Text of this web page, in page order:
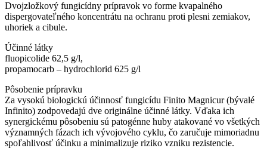
Dvojzložkový fungicídny prípravok vo forme kvapalného
dispergovateľného koncentrátu na ochranu proti plesni zemiakov,
uhoriek a cibule.
Účinné látky
fluopicolide 62,5 g/l,
propamocarb – hydrochlorid 625 g/l
Pôsobenie prípravku
Za vysokú biologickú účinnosť fungicídu Finito Magnicur (bývalé
Infinito) zodpovedajú dve originálne účinné látky. Vďaka ich
synergickému pôsobeniu sú patogénne huby atakované vo všetkých
významných fázach ich vývojového cyklu, čo zaručuje mimoriadnu
spoľahlivosť účinku a minimalizuje riziko vzniku rezistencie.